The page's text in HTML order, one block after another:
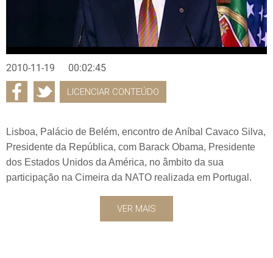
2010-11-19 00:02:45
LICENCIAR CONTEÚDO
Lisboa, Palácio de Belém, encontro de Aníbal Cavaco Silva,
Presidente da República, com Barack Obama, Presidente
dos Estados Unidos da América, no âmbito da sua
participação na Cimeira da NATO realizada em Portugal.
VER MAIS